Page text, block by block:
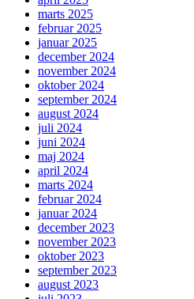
marts 2025
februar 2025
januar 2025
december 2024
november 2024
oktober 2024
september 2024
august 2024
juli 2024
juni 2024
maj 2024
april 2024
marts 2024
februar 2024
januar 2024
december 2023
november 2023
oktober 2023
september 2023
august 2023